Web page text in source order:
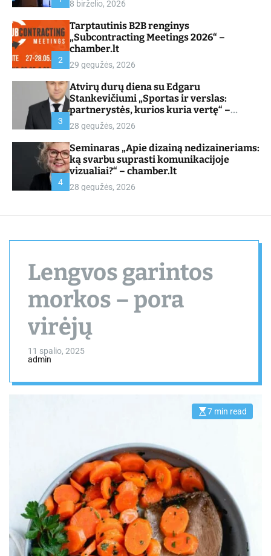
8 birželio, 2026
2
Tarptautinis B2B renginys
„Subcontracting Meetings 2026“ –
chamber.lt
29 gegužės, 2026
3
Atvirų durų diena su Edgaru
Stankevičiumi „Sportas ir verslas:
partnerystės, kurios kuria vertę“ –
chamber.lt
28 gegužės, 2026
4
Seminaras „Apie dizainą nedizaineriams:
ką svarbu suprasti komunikacijoje
vizualiai?“ – chamber.lt
28 gegužės, 2026
Lengvos garintos
morkos – pora
virėjų
11 spalio, 2025
admin
E
d
r
e
a
d
t
i
m
e
7 min read